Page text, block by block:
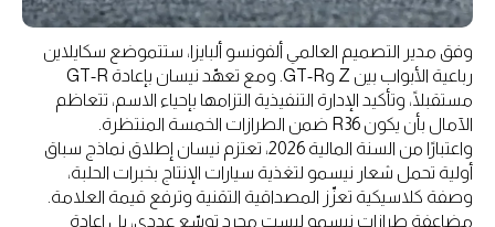
وفق مدير التصميم العالمي ألفونسو ألبايزا، ستتموضع سكايلاين
رباعية الأبواب بين Z وGT-R. ومع تعهّد نيسان بإعادة GT-R
مستقبلًا، وتأكيد الإدارة التنفيذية التزامها بإحياء الاسم، تتعاظم
الآمال بأن يكون R36 ضمن الطرازات الخمسة المنتظرة.
واعتبارًا من السنة المالية 2026، تعتزم نيسان إطلاق نماذج سباق
أولية تحمل شعار نيسمو لتغذية سيارات الإنتاج بخبرات الحلبة،
وصفة كلاسيكية تعزّز المصداقية التقنية وترفع قيمة العلامة.
مضاعفة طرازات نيسمو ليست مجرد توسّع عددي، بل إعادة